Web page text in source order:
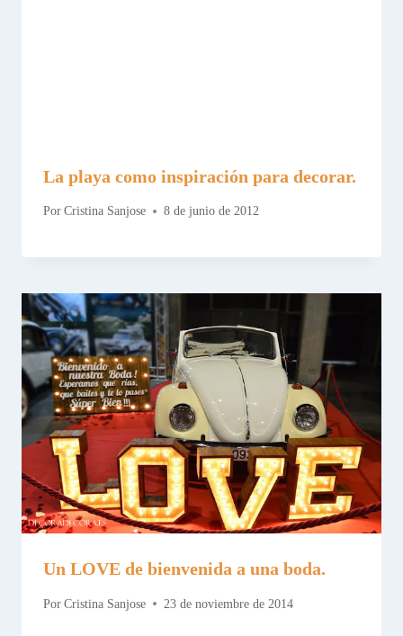
La playa como inspiración para decorar.
Por Cristina Sanjose 8 de junio de 2012
Un LOVE de bienvenida a una boda.
Por Cristina Sanjose 23 de noviembre de 2014